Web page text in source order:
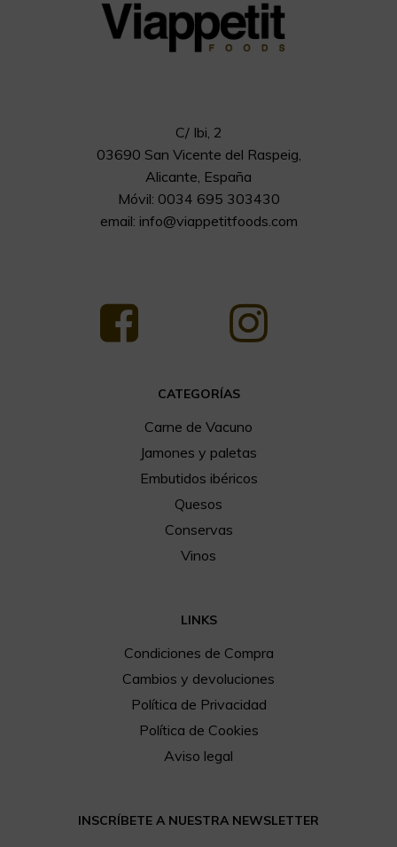
C/ Ibi, 2
03690 San Vicente del Raspeig,
Alicante, España
Móvil: 0034 695 303430
email: info@viappetitfoods.com
CATEGORÍAS
Carne de Vacuno
Jamones y paletas
Embutidos ibéricos
Quesos
Conservas
Vinos
LINKS
Condiciones de Compra
Cambios y devoluciones
Política de Privacidad
Política de Cookies
Aviso legal
INSCRÍBETE A NUESTRA NEWSLETTER